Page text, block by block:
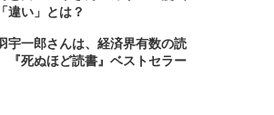
違い」とは？
宇一郎さんは、経済界有数の読
死ぬほど読書』ベストセラー